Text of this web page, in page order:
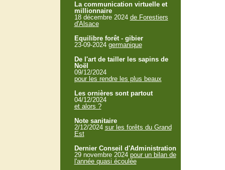
La communication virtuelle et
millionnaire
18 décembre 2024 de Forestiers
d'Alsace
Equilibre forêt - gibier
23-09-2024 germanique
De l'art de tailler les sapins de
Noël
09/12/2024
pour les rendre les plus beaux
Les ornières sont partout
04/12/2024
et alors ?
Note sanitaire
2/12/2024 sur les forêts du Grand
Est
Dernier Conseil d'Administration
29 novembre 2024 pour un bilan de
l'année quasi écoulée